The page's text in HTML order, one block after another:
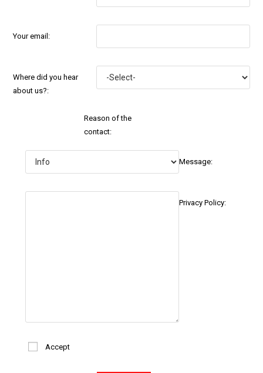
Your email:
Where did you hear
about us?:
Reason of the
contact:
Message:
Privacy Policy:
Accept